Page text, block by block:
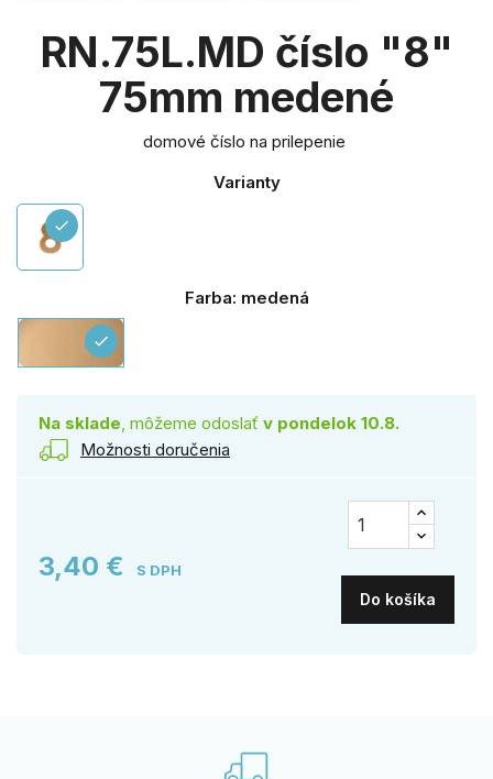
RN.75L.MD číslo "8"
75mm medené
domové číslo na prilepenie
Varianty
check
Farba: medená
medená
check
Na sklade, môžeme odoslať v pondelok 10.8.
Možnosti doručenia
3,40 € S DPH
Do košíka